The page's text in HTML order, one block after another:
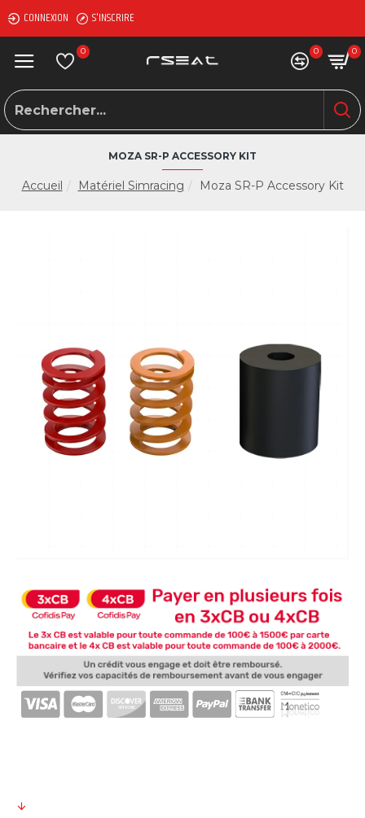
CONNEXION S'INSCRIRE
0 0 0
Accueil Matériel Simracing Moza SR-P Accessory Kit
MOZA SR-P ACCESSORY KIT